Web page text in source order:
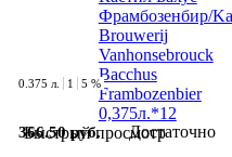
Быстрый просмотр
0.375 л. 1 5 %
366.50 руб. Достаточно